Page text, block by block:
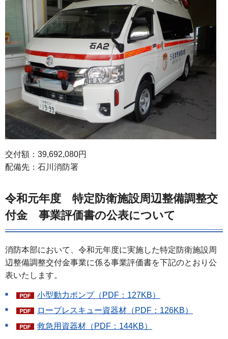
交付額：39,692,080円
配備先：石川消防署
令和元年度 特定防衛施設周辺整備調整交
付金 事業評価書の公表について
消防本部において、令和元年度に実施した特定防衛施設周
辺整備調整交付金事業に係る事業評価書を下記のとおり公
表いたします。
小型動力ポンプ（PDF：127KB）
ロープレスキュー資器材（PDF：126KB）
救急用資器材（PDF：144KB）